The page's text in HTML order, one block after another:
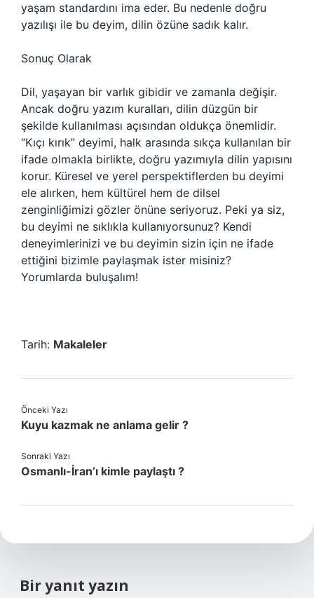
yaşam standardını ima eder. Bu nedenle doğru
yazılışı ile bu deyim, dilin özüne sadık kalır.
Sonuç Olarak
Dil, yaşayan bir varlık gibidir ve zamanla değişir.
Ancak doğru yazım kuralları, dilin düzgün bir
şekilde kullanılması açısından oldukça önemlidir.
“Kıçı kırık” deyimi, halk arasında sıkça kullanılan bir
ifade olmakla birlikte, doğru yazımıyla dilin yapısını
korur. Küresel ve yerel perspektiflerden bu deyimi
ele alırken, hem kültürel hem de dilsel
zenginliğimizi gözler önüne seriyoruz. Peki ya siz,
bu deyimi ne sıklıkla kullanıyorsunuz? Kendi
deneyimlerinizi ve bu deyimin sizin için ne ifade
ettiğini bizimle paylaşmak ister misiniz?
Yorumlarda buluşalım!
Tarih: Makaleler
Önceki Yazı
Kuyu kazmak ne anlama gelir ?
Sonraki Yazı
Osmanlı-İran’ı kimle paylaştı ?
Bir yanıt yazın